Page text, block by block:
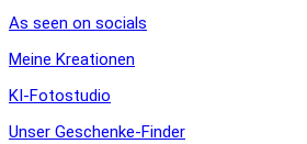
As seen on socials
Meine Kreationen
KI-Fotostudio
Unser Geschenke-Finder